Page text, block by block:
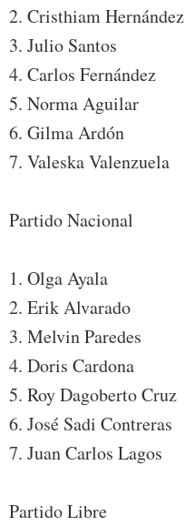
2. Cristhiam Hernández
3. Julio Santos
4. Carlos Fernández
5. Norma Aguilar
6. Gilma Ardón
7. Valeska Valenzuela
Partido Nacional
1. Olga Ayala
2. Erik Alvarado
3. Melvin Paredes
4. Doris Cardona
5. Roy Dagoberto Cruz
6. José Sadi Contreras
7. Juan Carlos Lagos
Partido Libre